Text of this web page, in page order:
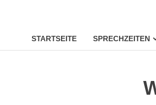
STARTSEITE SPRECHZEITEN